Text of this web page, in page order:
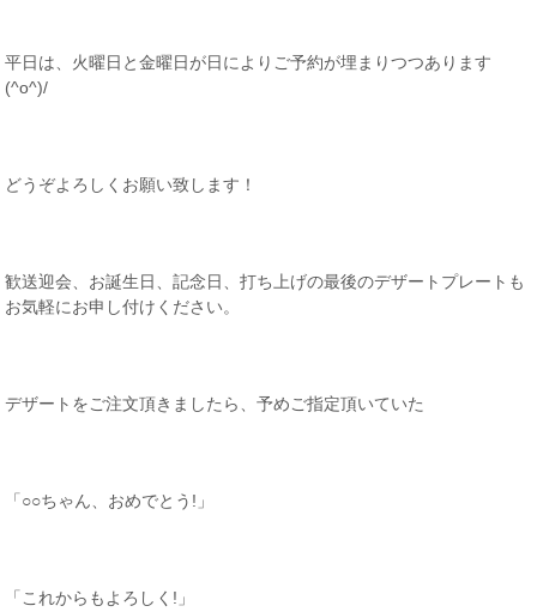
平日は、火曜日と金曜日が日によりご予約が埋まりつつあります
(^o^)/
どうぞよろしくお願い致します！
歓送迎会、お誕生日、記念日、打ち上げの最後のデザートプレートも
お気軽にお申し付けください。
デザートをご注文頂きましたら、予めご指定頂いていた
「○○ちゃん、おめでとう!」
「これからもよろしく!」